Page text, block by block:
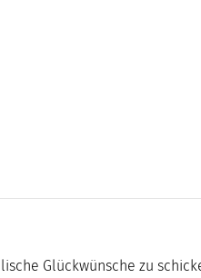
Glückwünsche zu